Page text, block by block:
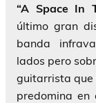
“A Space In
último gran
banda
lados pero
guitarrista que
predomina en